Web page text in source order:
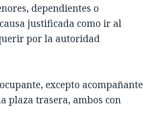
dependientes o
justificada como ir al
por la autoridad
excepto acompañante
plaza trasera, ambos con